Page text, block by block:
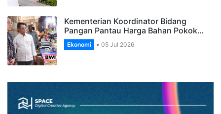
Kementerian Koordinator Bidang
Pangan Pantau Harga Bahan Pokok…
Ekonomi 05 Jul 2026